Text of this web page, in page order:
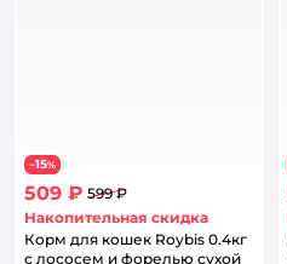
−15%
509 ₽ 599 ₽
Накопительная скидка
Корм для кошек Roybis 0.4кг
с лососем и форелью сухой